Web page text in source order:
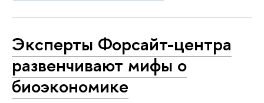
Эксперты Форсайт-центра
развенчивают мифы о
биоэкономике